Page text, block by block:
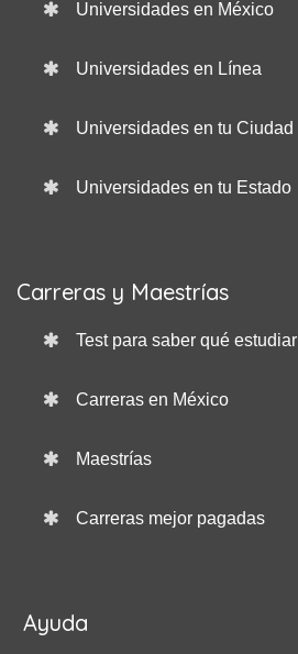
Universidades en México
Universidades en Línea
Universidades en tu Ciudad
Universidades en tu Estado
Carreras y Maestrías
Test para saber qué estudiar
Carreras en México
Maestrías
Carreras mejor pagadas
Ayuda